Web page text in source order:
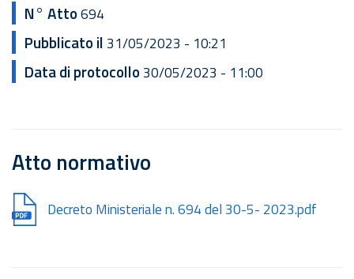
N° Atto694
Pubblicato il 31/05/2023 - 10:21
Data di protocollo 30/05/2023 - 11:00
Atto normativo
Document
Decreto Ministeriale n. 694 del 30-5- 2023.pdf